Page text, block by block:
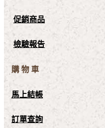
促銷商品
檢驗報告
購 物 車
馬上結帳
訂單查詢